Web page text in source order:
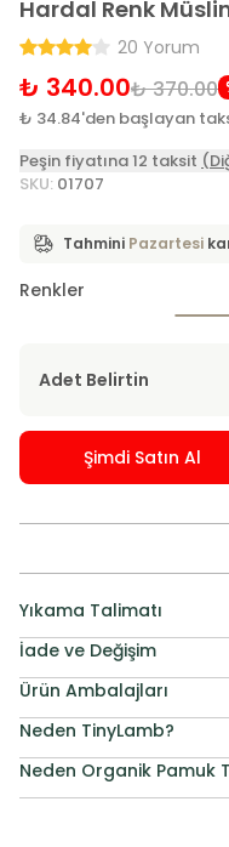
Hardal Renk
20 Yorum
₺ 340.00₺ 370.00
₺ 34.84'den başlayan
Peşin fiyatına 12 taksit
SKU: 01707
Tahmini Pazartesi
Renkler
Adet Belirtin
Şimdi Satın Al
Yıkama Talimatı
İade ve Değişim
Ürün Ambalajları
Neden TinyLamb?
Neden Organik Pamuk